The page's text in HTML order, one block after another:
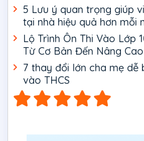
5 Lưu ý quan trọng giúp
tại nhà hiệu quả hơn mỗi
Lộ Trình Ôn Thi Vào Lớp
Từ Cơ Bản Đến Nâng Cao
7 thay đổi lớn cha mẹ dễ
vào THCS